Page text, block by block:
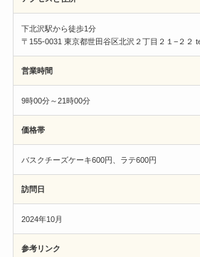
下北沢駅から徒歩1分
〒155-0031 東京都世田谷区北沢２丁目２１−２２
営業時間
9時00分～21時00分
価格帯
バスクチーズケーキ600円、ラテ600円
訪問日
2024年10月
参考リンク